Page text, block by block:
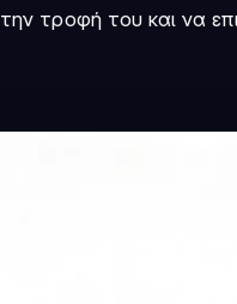
τροφή του και να